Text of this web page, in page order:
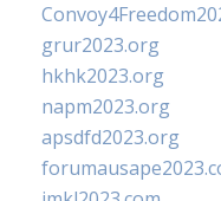
grur2023.org
hkhk2023.org
napm2023.org
apsdfd2023.org